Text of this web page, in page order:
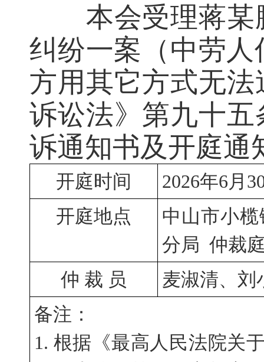
本会受理蒋
纠纷一案（中劳人
方用其它方式无
诉讼法》第九十
诉通知书及开庭通
开庭时间
2026年6月
开庭地点
中山市小
分局  仲裁
仲 裁 员
麦淑清、刘
备注：
1. 根据《最高人民法院关